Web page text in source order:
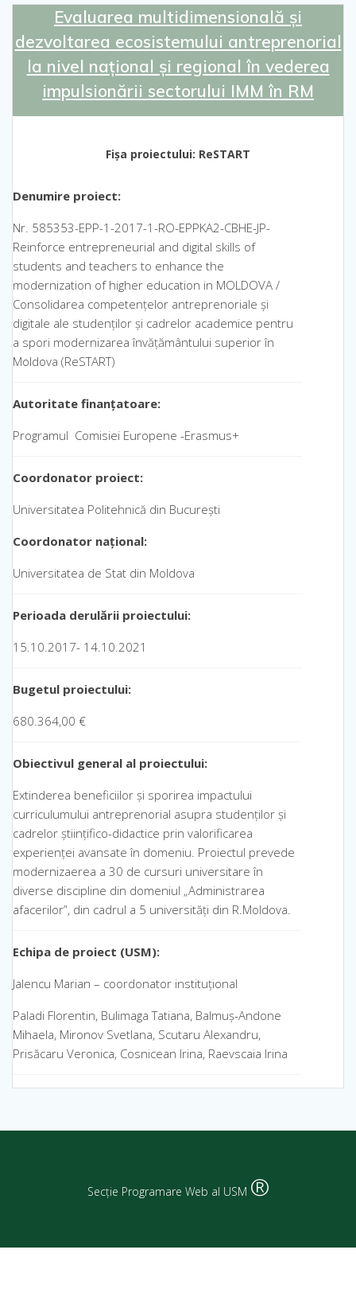
Evaluarea multidimensională și
dezvoltarea ecosistemului antreprenorial
la nivel național și regional în vederea
impulsionării sectorului IMM în RM
Fișa proiectului: ReSTART
Denumire proiect:
Nr. 585353-EPP-1-2017-1-RO-EPPKA2-CBHE-JP-
Reinforce entrepreneurial and digital skills of
students and teachers to enhance the
modernization of higher education in MOLDOVA /
Consolidarea competențelor antreprenoriale și
digitale ale studenților și cadrelor academice pentru
a spori modernizarea învățământului superior în
Moldova (ReSTART)
Autoritate finanțatoare:
Programul Comisiei Europene -Erasmus+
Coordonator proiect:
Universitatea Politehnică din București
Coordonator național:
Universitatea de Stat din Moldova
Perioada derulării proiectului:
15.10.2017- 14.10.2021
Bugetul proiectului:
680.364,00 €
Obiectivul general al proiectului:
Extinderea beneficiilor și sporirea impactului
curriculumului antreprenorial asupra studenților și
cadrelor științifico-didactice prin valorificarea
experienței avansate în domeniu. Proiectul prevede
modernizaerea a 30 de cursuri universitare în
diverse discipline din domeniul „Administrarea
afacerilor”, din cadrul a 5 universități din R.Moldova.
Echipa de proiect (USM):
Jalencu Marian – coordonator instituțional
Paladi Florentin, Bulimaga Tatiana, Balmuș-Andone
Mihaela, Mironov Svetlana, Scutaru Alexandru,
Prisăcaru Veronica, Cosnicean Irina, Raevscaia Irina
Secție Programare Web al USM ®